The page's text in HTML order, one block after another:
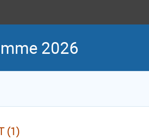
2026
(1)